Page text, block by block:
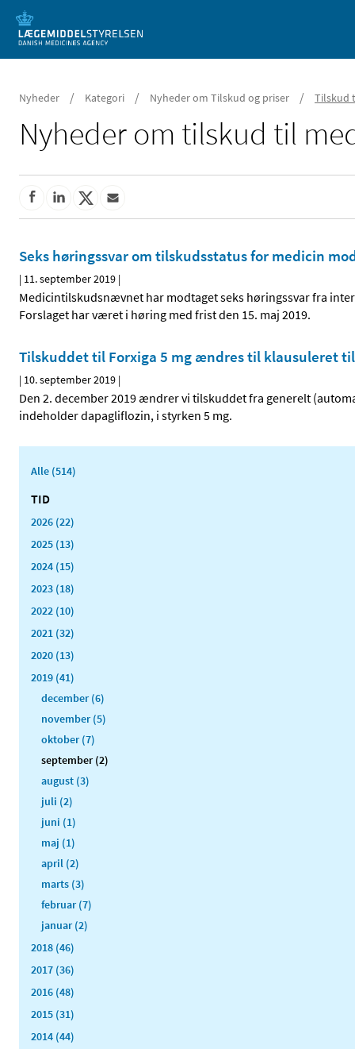
Mobil visning
Nyheder / Kategori / Nyheder om Tilskud og priser / Tilskud
Nyheder om tilskud til
Seks høringssvar om tilskudsstatus for medicin
| 11. september 2019 |
Medicintilskudsnævnet har modtaget seks høringssvar fra
Forslaget har været i høring med frist den 15. maj 2019.
Tilskuddet til Forxiga 5 mg ændres til klausuleret
| 10. september 2019 |
Den 2. december 2019 ændrer vi tilskuddet fra generelt
indeholder dapagliflozin, i styrken 5 mg.
Alle (514)
TID
2026 (22)
2025 (13)
2024 (15)
2023 (18)
2022 (10)
2021 (32)
2020 (13)
2019 (41)
december (6)
november (5)
oktober (7)
september (2)
august (3)
juli (2)
juni (1)
maj (1)
april (2)
marts (3)
februar (7)
januar (2)
2018 (46)
2017 (36)
2016 (48)
2015 (31)
2014 (44)